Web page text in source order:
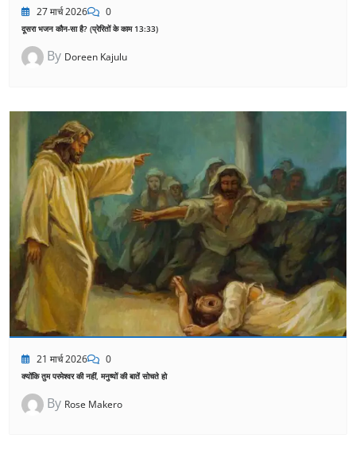
27 मार्च 2026 0
दूसरा भजन कौन-सा है? (प्रेरितों के काम 13:33)
By Doreen Kajulu
21 मार्च 2026 0
क्योंकि तुम परमेश्वर की नहीं, मनुष्यों की बातें सोचते हो
By Rose Makero